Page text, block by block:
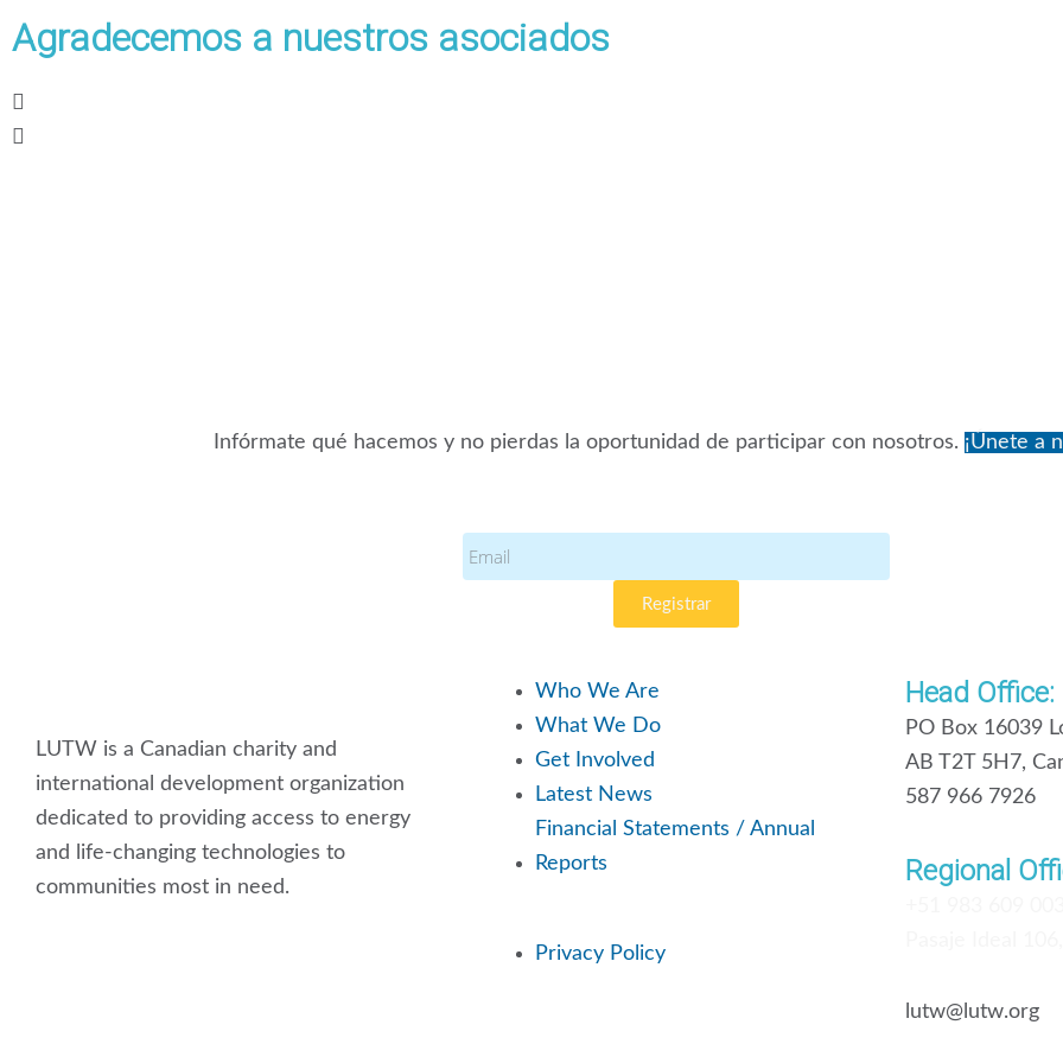
Agradecemos a nuestros asociados
Infórmate qué hacemos y no pierdas la oportunidad de participar con nosotros. ¡Únete a
Email
Registrar
LUTW is a Canadian charity and
international development organization
dedicated to providing access to energy
and life-changing technologies to
communities most in need.
Who We Are
What We Do
Get Involved
Latest News
Financial Statements / Annual
Reports
Privacy Policy
Head Office:
PO Box 16039
AB T2T 5H7,
587 966 7926
Regional
lutw@lutw.org